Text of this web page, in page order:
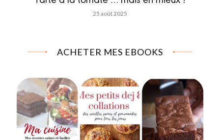
25 août 2025
ACHETER MES EBOOKS